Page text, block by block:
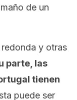
de un
y otras
parte, las
tienen
puede ser